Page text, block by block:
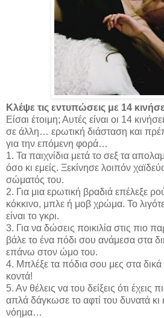
Κλέψε τις εντυπώσεις με 14
Eίσαι έτοιμη; Αυτές είναι οι 14
σε άλλη… ερωτική διάσταση και
για την επόμενη φορά…
1. Τα παιχνίδια μετά το σεξ τα
όσο κι εμείς. Ξεκίνησε λοιπόν
σώματός του.
2. Για μια ερωτική βραδιά επέλεξε
κόκκινο, μπλε ή μοβ χρώμα. Το
είναι το γκρι.
3. Για να δώσεις ποικιλία στις πιο
βάλε το ένα πόδι σου ανάμεσα στα
επάνω στον ώμο του.
4. Μπλέξε τα πόδια σου μες στα
κοντά!
5. Αν θέλεις να του δείξεις ότι έχεις
απλά δάγκωσε το αφτί του δυνατά κι
νόημα…